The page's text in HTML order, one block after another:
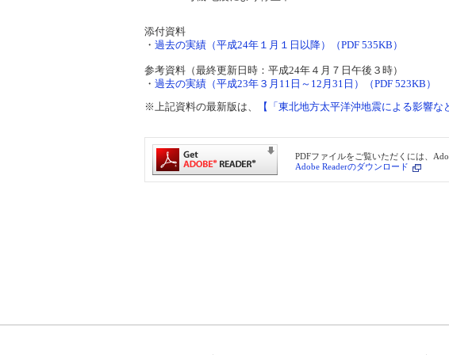
添付資料
・ 過去の実績（平成24年１月１日以降）（PDF 535KB）
参考資料（最終更新日時：平成24年４月７日午後３時）
・ 過去の実績（平成23年３月11日～12月31日）（PDF 523KB）
※上記資料の最新版は、
【「東北地方太平洋沖地震による影響
PDFファイルをご覧いただくには、
Adobe Readerのダウンロード